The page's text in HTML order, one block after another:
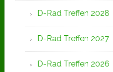
D-Rad Treffen 2028
D-Rad Treffen 2027
D-Rad Treffen 2026